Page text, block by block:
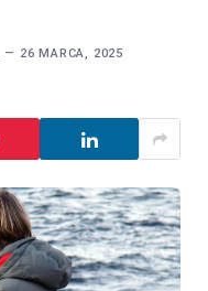
26 MARCA, 2025